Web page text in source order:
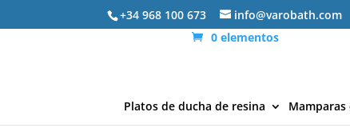
+34 968 100 673 info@varobath.com
0 elementos
Platos de ducha de resina Mamparas